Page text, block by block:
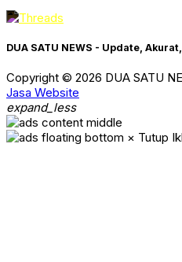
DUA SATU NEWS - Update,
Copyright © 2026 DUA SATU
Jasa Website
expand_less
× Tutup